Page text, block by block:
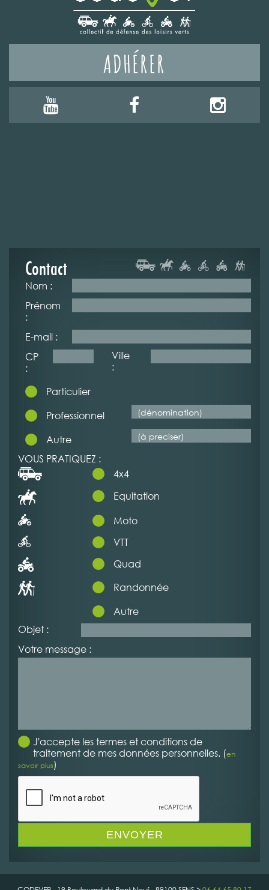
ADHÉRER
Contact
Nom :
Prénom
:
E-mail :
CP
:
Ville
:
Particulier
Professionnel
Autre
VOUS PRATIQUEZ :
4x4
Equitation
Moto
VTT
Quad
Randonnée
Autre
Objet :
Votre message :
J'accepte les termes et conditions de
traitement de mes données personnelles. (en
savoir plus)